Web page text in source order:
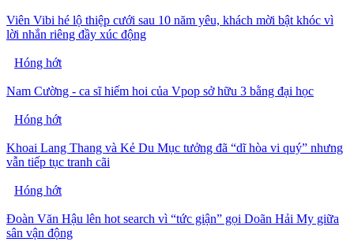
Viên Vibi hé lộ thiệp cưới sau 10 năm yêu, khách mời bật khóc vì
lời nhắn riêng đầy xúc động
Hóng hớt
Nam Cường - ca sĩ hiếm hoi của Vpop sở hữu 3 bằng đại học
Hóng hớt
Khoai Lang Thang và Kẻ Du Mục tưởng đã “dĩ hòa vi quý” nhưng
vẫn tiếp tục tranh cãi
Hóng hớt
Đoàn Văn Hậu lên hot search vì “tức giận” gọi Doãn Hải My giữa
sân vận động